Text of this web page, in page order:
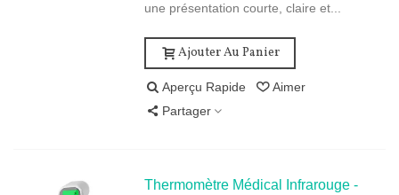
une présentation courte, claire et...
Ajouter Au Panier
Aperçu Rapide
Aimer
Partager
Thermomètre Médical Infrarouge -